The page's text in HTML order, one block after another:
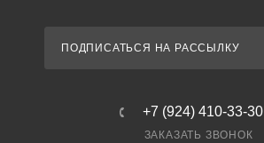
ПОДПИСАТЬСЯ НА РАССЫЛКУ
+7 (924) 410-33-30
ЗАКАЗАТЬ ЗВОНОК